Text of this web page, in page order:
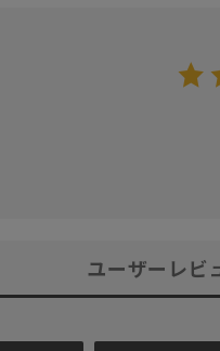
ユーザーレビ